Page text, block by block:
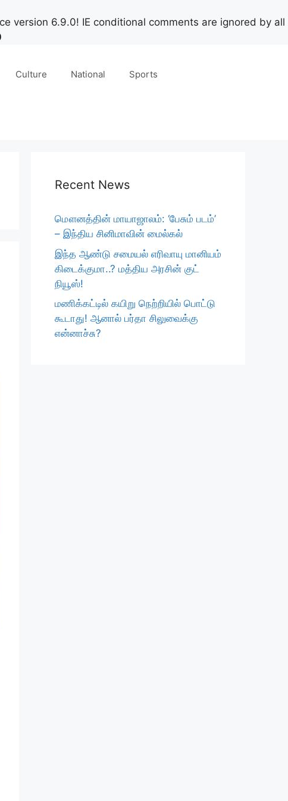
version 6.9.0! IE conditional comments are ignored by all
Culture National Sports
Recent News
மௌனத்தின் மாயாஜாலம்: ‘பேசும் படம்’
– இந்திய சினிமாவின் மைல்கல்
இந்த ஆண்டு சமையல் எரிவாயு மானியம்
கிடைக்குமா..? மத்திய அரசின் குட்
நியூஸ்!
மணிக்கட்டில் கயிறு நெற்றியில் பொட்டு
கூடாது! ஆனால் பர்தா சிலுவைக்கு
என்னாச்சு?